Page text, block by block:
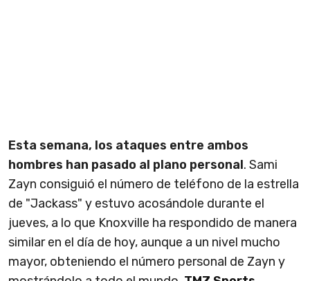
Esta semana, los ataques entre ambos
hombres han pasado al plano personal. Sami
Zayn consiguió el número de teléfono de la estrella
de "Jackass" y estuvo acosándole durante el
jueves, a lo que Knoxville ha respondido de manera
similar en el día de hoy, aunque a un nivel mucho
mayor, obteniendo el número personal de Zayn y